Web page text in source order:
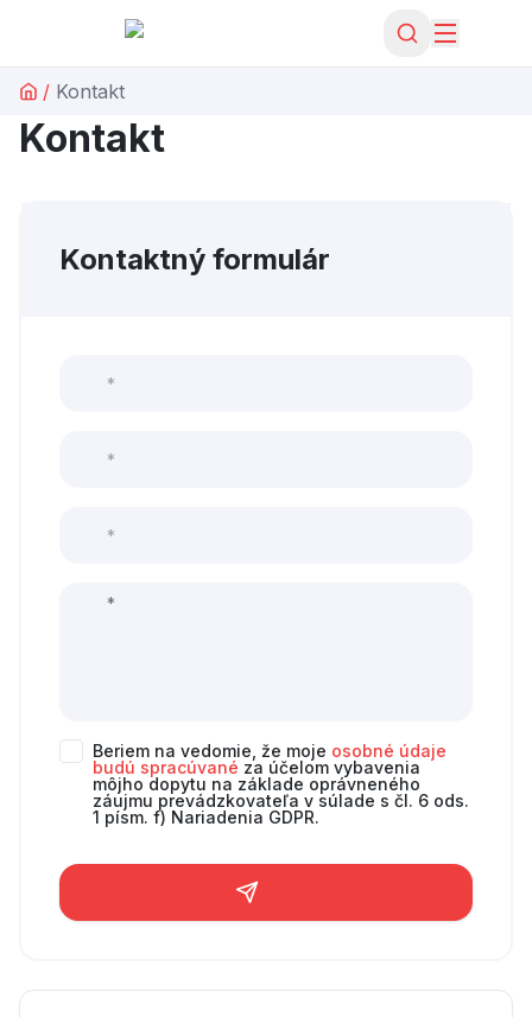
/ Kontakt
Kontakt
Kontaktný formulár
Beriem na vedomie, že moje osobné údaje
budú spracúvané za účelom vybavenia
môjho dopytu na základe oprávneného
záujmu prevádzkovateľa v súlade s čl. 6 ods.
1 písm. f) Nariadenia GDPR.